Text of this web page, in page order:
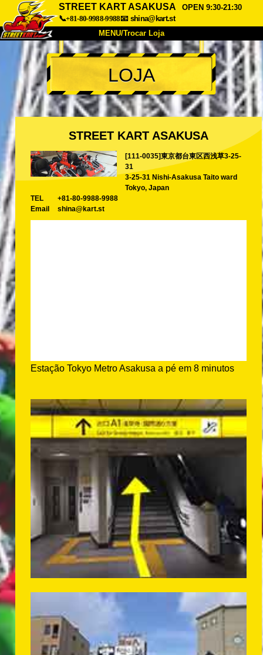
STREET KART ASAKUSA
OPEN 9:30-21:30
📞+81-80-9988-9988📧 shina@kart.st
MENU/Trocar Loja
INÍCIO
Sobre Especificações Preços
Acesso Opiniões FAQ
Empresa Reserva
Trocar Loja
Tokyo Shinagawa Tokyo Akihabara#1
Tokyo Akihabara#2 Tokyo Shibuya
Tokyo Shibuya Annex
LOJA
STREET KART ASAKUSA
[111-0035]東京都台東区西浅草3-25-
31
3-25-31 Nishi-Asakusa Taito ward
Tokyo, Japan
TEL
+81-80-9988-9988
Email
shina@kart.st
Estação Tokyo Metro Asakusa a pé em 8 minutos